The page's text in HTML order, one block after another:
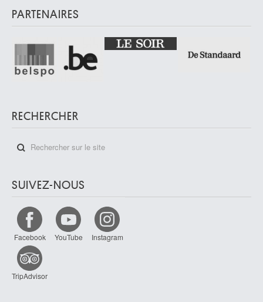
PARTENAIRES
RECHERCHER
SUIVEZ-NOUS
Facebook YouTube Instagram
TripAdvisor